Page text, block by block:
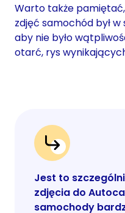
Warto także
zdjęć samochód był
aby nie było
otarć, rys
Jest to
zdjęcia do
samochody